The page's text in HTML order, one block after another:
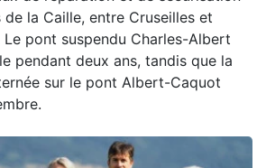
la Caille, entre Cruseilles et
pont suspendu Charles-Albert
pendant deux ans, tandis que la
sur le pont Albert-Caquot